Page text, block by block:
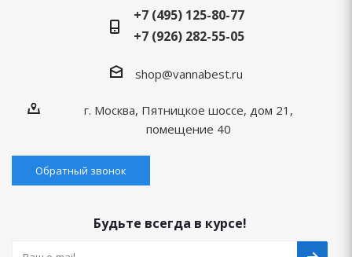
+7 (495) 125-80-77
+7 (926) 282-55-05
shop@vannabest.ru
г. Москва, Пятницкое шоссе, дом 21,
помещение 40
Обратный звонок
Будьте всегда в курсе!